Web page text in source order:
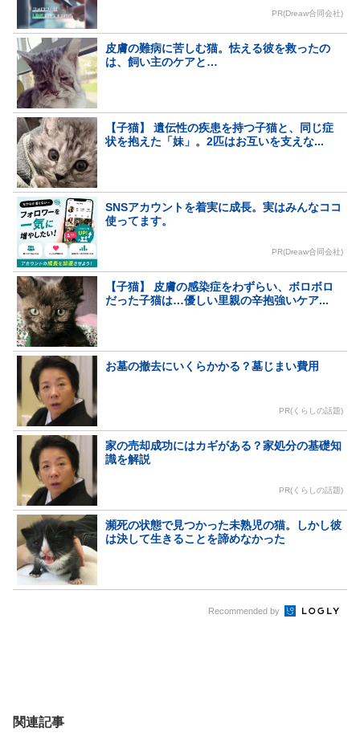
PR(Dreaw合同会社)
皮膚の難病に苦しむ猫。怯える彼を救ったの
は、飼い主のケアと…
【子猫】 遺伝性の疾患を持つ子猫と、同じ症
状を抱えた「妹」。2匹はお互いを支えな...
SNSアカウントを着実に成長。実はみんなココ
使ってます。
PR(Dreaw合同会社)
【子猫】 皮膚の感染症をわずらい、ボロボロ
だった子猫は…優しい里親の辛抱強いケア...
お墓の撤去にいくらかかる？墓じまい費用
PR(くらしの話題)
家の売却成功にはカギがある？家処分の基礎知
識を解説
PR(くらしの話題)
瀕死の状態で見つかった未熟児の猫。しかし彼
は決して生きることを諦めなかった
Recommended by
関連記事